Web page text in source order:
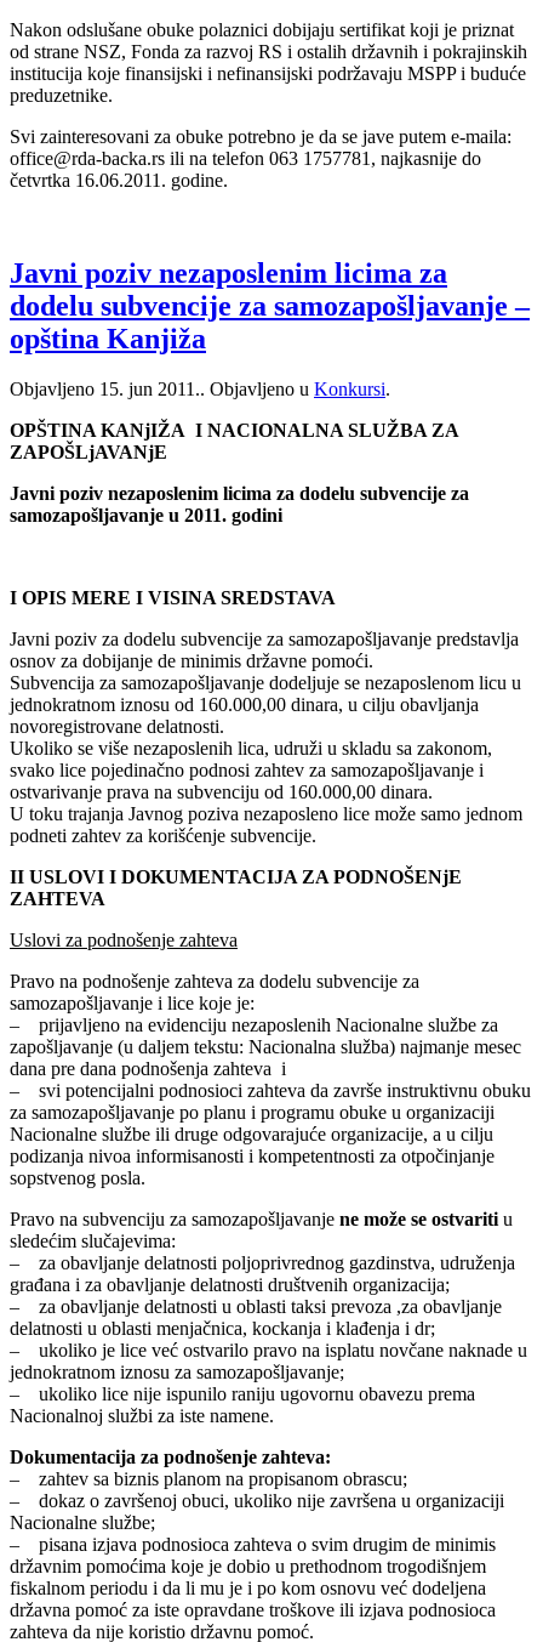
Nakon odslušane obuke polaznici dobijaju sertifikat koji je priznat
od strane NSZ, Fonda za razvoj RS i ostalih državnih i pokrajinskih
institucija koje finansijski i nefinansijski podržavaju MSPP i buduće
preduzetnike.
Svi zainteresovani za obuke potrebno je da se jave putem e-maila:
office@rda-backa.rs ili na telefon 063 1757781, najkasnije do
četvrtka 16.06.2011. godine.
Javni poziv nezaposlenim licima za
dodelu subvencije za samozapošljavanje –
opština Kanjiža
Objavljeno 15. jun 2011.. Objavljeno u Konkursi.
OPŠTINA KANjIŽA I NACIONALNA SLUŽBA ZA
ZAPOŠLjAVANjE
Javni poziv nezaposlenim licima za dodelu subvencije za
samozapošljavanje u 2011. godini
I OPIS MERE I VISINA SREDSTAVA
Javni poziv za dodelu subvencije za samozapošljavanje predstavlja
osnov za dobijanje de minimis državne pomoći.
Subvencija za samozapošljavanje dodeljuje se nezaposlenom licu u
jednokratnom iznosu od 160.000,00 dinara, u cilju obavljanja
novoregistrovane delatnosti.
Ukoliko se više nezaposlenih lica, udruži u skladu sa zakonom,
svako lice pojedinačno podnosi zahtev za samozapošljavanje i
ostvarivanje prava na subvenciju od 160.000,00 dinara.
U toku trajanja Javnog poziva nezaposleno lice može samo jednom
podneti zahtev za korišćenje subvencije.
II USLOVI I DOKUMENTACIJA ZA PODNOŠENjE
ZAHTEVA
Uslovi za podnošenje zahteva
Pravo na podnošenje zahteva za dodelu subvencije za
samozapošljavanje i lice koje je:
– prijavljeno na evidenciju nezaposlenih Nacionalne službe za
zapošljavanje (u daljem tekstu: Nacionalna služba) najmanje mesec
dana pre dana podnošenja zahteva i
– svi potencijalni podnosioci zahteva da završe instruktivnu obuku
za samozapošljavanje po planu i programu obuke u organizaciji
Nacionalne službe ili druge odgovarajuće organizacije, a u cilju
podizanja nivoa informisanosti i kompetentnosti za otpočinjanje
sopstvenog posla.
Pravo na subvenciju za samozapošljavanje ne može se ostvaritiu
sledećim slučajevima:
– za obavljanje delatnosti poljoprivrednog gazdinstva, udruženja
građana i za obavljanje delatnosti društvenih organizacija;
– za obavljanje delatnosti u oblasti taksi prevoza ,za obavljanje
delatnosti u oblasti menjačnica, kockanja i klađenja i dr;
– ukoliko je lice već ostvarilo pravo na isplatu novčane naknade u
jednokratnom iznosu za samozapošljavanje;
– ukoliko lice nije ispunilo raniju ugovornu obavezu prema
Nacionalnoj službi za iste namene.
Dokumentacija za podnošenje zahteva:
– zahtev sa biznis planom na propisanom obrascu;
– dokaz o završenoj obuci, ukoliko nije završena u organizaciji
Nacionalne službe;
– pisana izjava podnosioca zahteva o svim drugim de minimis
državnim pomoćima koje je dobio u prethodnom trogodišnjem
fiskalnom periodu i da li mu je i po kom osnovu već dodeljena
državna pomoć za iste opravdane troškove ili izjava podnosioca
zahteva da nije koristio državnu pomoć.